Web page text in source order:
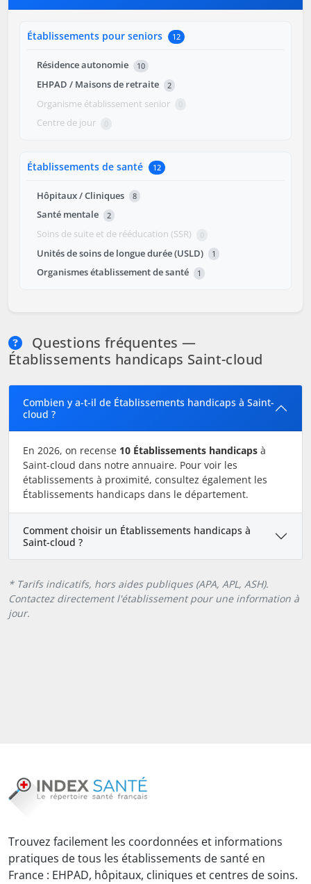
Établissements pour seniors 12
Résidence autonomie 10
EHPAD / Maisons de retraite 2
Organisme établissement senior 0
Centre de jour 0
Établissements de santé 12
Hôpitaux / Cliniques 8
Santé mentale 2
Soins de suite et de rééducation (SSR) 0
Unités de soins de longue durée (USLD) 1
Organismes établissement de santé 1
Questions fréquentes —
Établissements handicaps Saint-cloud
Combien y a-t-il de Établissements handicaps à Saint-
cloud ?
En 2026, on recense 10 Établissements handicaps à
Saint-cloud dans notre annuaire. Pour voir les
établissements à proximité, consultez également les
Établissements handicaps dans le département.
Comment choisir un Établissements handicaps à
Saint-cloud ?
* Tarifs indicatifs, hors aides publiques (APA, APL, ASH).
Contactez directement l'établissement pour une information à
jour.
Trouvez facilement les coordonnées et informations
pratiques de tous les établissements de santé en
France : EHPAD, hôpitaux, cliniques et centres de soins.